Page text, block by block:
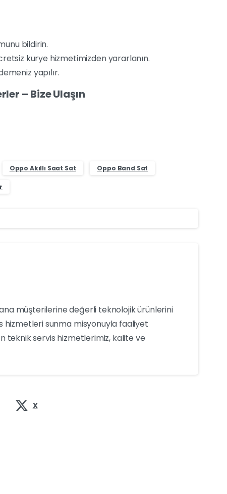
bildirin.
kurye hizmetimizden yararlanın.
yapılır.
– Bize Ulaşın
Oppo Akıllı Saat Sat Oppo Band Sat
müşterilerine değerli teknolojik ürünlerini
hizmetleri sunma misyonuyla faaliyet
teknik servis hizmetlerimiz, kalite ve
X